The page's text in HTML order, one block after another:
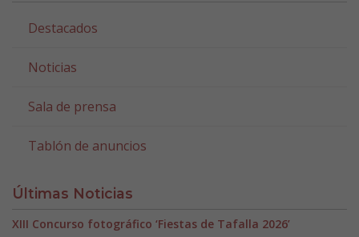
Destacados
Noticias
Sala de prensa
Tablón de anuncios
Últimas Noticias
XIII Concurso fotográfico ‘Fiestas de Tafalla 2026’